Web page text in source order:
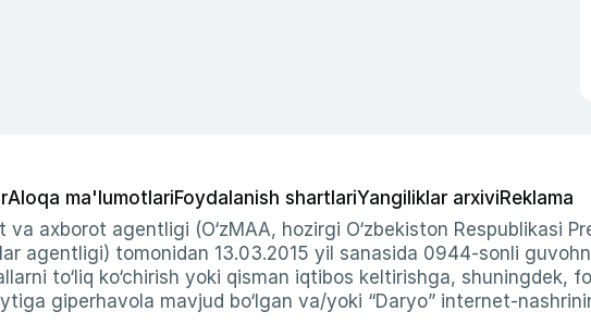
Aloqa ma'lumotlariFoydalanish shartlariYangiliklar arxiviReklama
axborot agentligi (O‘zMAA, hozirgi O‘zbekiston Respublikasi
agentligi) tomonidan 13.03.2015 yil sanasida 0944-sonli
to‘liq ko‘chirish yoki qisman iqtibos keltirishga, shuningdek,
giperhavola mavjud bo‘lgan va/yoki “Daryo” internet-